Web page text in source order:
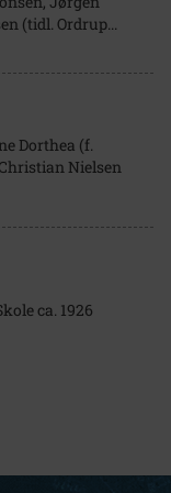
(tidl. Ordrup...
Dorthea (f.
Nielsen
ca. 1926